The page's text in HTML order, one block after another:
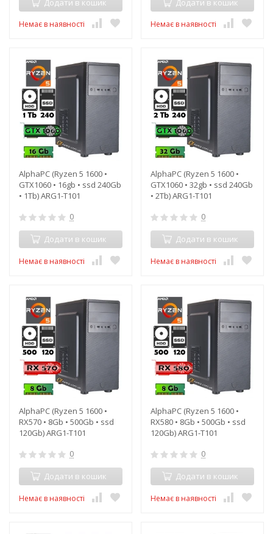
Немає в наявності Немає в наявності
AlphaPC (Ryzen 5 1600 •
GTX1060 • 16gb • ssd 240Gb
• 1Tb) ARG1-T101
0
Додати в кошик
Немає в наявності
AlphaPC (Ryzen 5 1600 •
GTX1060 • 32gb • ssd 240Gb
• 2Tb) ARG1-T101
0
Додати в кошик
Немає в наявності
AlphaPC (Ryzen 5 1600 •
RX570 • 8Gb • 500Gb • ssd
120Gb) ARG1-T101
0
Додати в кошик
Немає в наявності
AlphaPC (Ryzen 5 1600 •
RX580 • 8Gb • 500Gb • ssd
120Gb) ARG1-T101
0
Додати в кошик
Немає в наявності